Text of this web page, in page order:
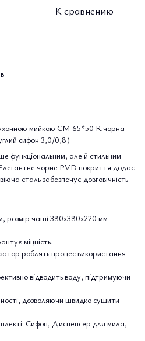
К сравнению
мийкою CM 65*50 R чорна
сифон 3,0/0,8)
функціональним, але й стильним
чорне PVD покриття додає
сталь забезпечує довговічність
розмір чаші 380х380х220 мм
міцність.
роблять процес використання
відводить воду, підтримуючи
дозволяючи швидко сушити
Сифон, Диспенсер для мила,